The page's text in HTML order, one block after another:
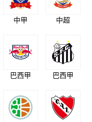
中甲 中超
巴西甲 巴西甲